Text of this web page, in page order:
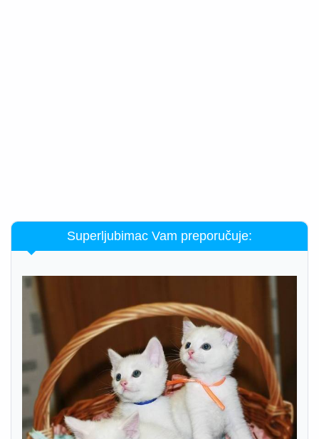
Superljubimac Vam preporučuje: